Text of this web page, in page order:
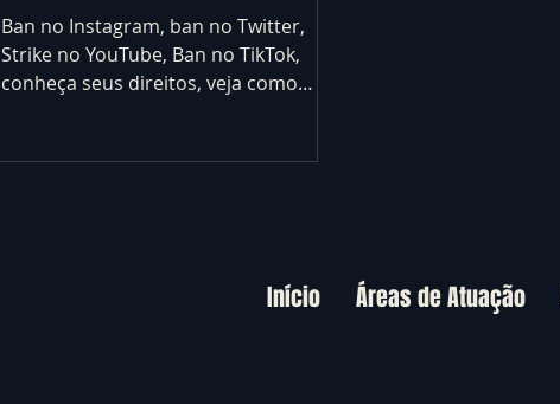
Ban no Instagram, ban no Twitter,
Strike no YouTube, Ban no TikTok,
conheça seus direitos, veja como
Início Áreas de Atuação